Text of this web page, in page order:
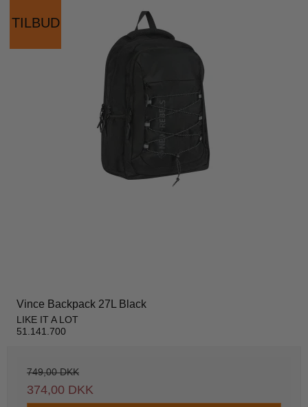
TILBUD
Vince Backpack 27L Black
LIKE IT A LOT
51.141.700
749,00 DKK
374,00 DKK